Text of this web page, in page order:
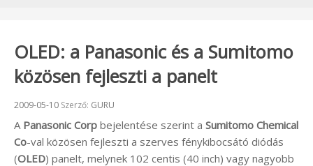
OLED: a Panasonic és a Sumitomo
közösen fejleszti a panelt
Beküldve:
2009-05-10 Szerző: GURU
A Panasonic Corp bejelentése szerint a Sumitomo Chemical
Co-val közösen fejleszti a szerves fénykibocsátó diódás
(OLED) panelt, melynek 102 centis (40 inch) vagy nagyobb